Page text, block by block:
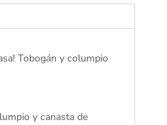
Tobogán y columpio
y canasta de